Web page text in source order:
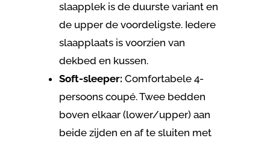
slaapplek is de duurste variant en
de upper de voordeligste. Iedere
slaapplaats is voorzien van
dekbed en kussen.
Soft-sleeper: Comfortabele 4-
persoons coupé. Twee bedden
boven elkaar (lower/upper) aan
beide zijden en af te sluiten met